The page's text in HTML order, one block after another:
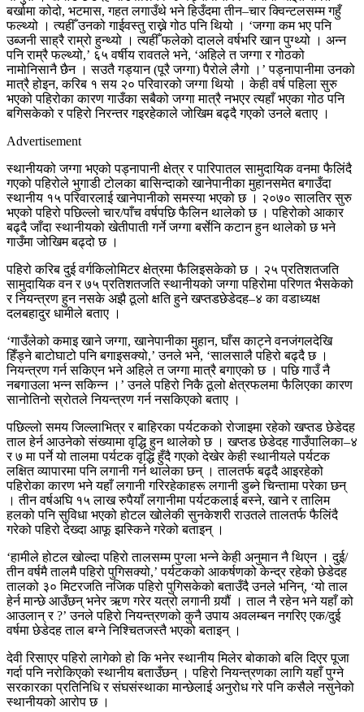
बर्खामा कोदो, भटमास, गहत लगाउँथे भने हिउँदमा तीन–चार क्विन्टलसम्म गहुँ
फल्थ्यो । त्यहीँ उनको गाईवस्तु राख्ने गोठ पनि थियो । ‘जग्गा कम भए पनि
उब्जनी साह्रै राम्रो हुन्थ्यो । त्यहीँ फलेको दालले वर्षभरि खान पुग्थ्यो । अन्न
पनि राम्रै फल्थ्यो,’ ६५ वर्षीय रावतले भने, ‘अहिले त जग्गा र गोठको
नामोनिसानै छैन । सउतै गड्यान (पूरै जग्गा) पैरोले लैगो ।’ पड्नापानीमा उनको
मात्रै होइन, करिब १ सय २० परिवारको जग्गा थियो । केही वर्ष पहिला सुरु
भएको पहिरोका कारण गाउँका सबैको जग्गा मात्रै नभएर त्यहाँ भएका गोठ पनि
बगिसकेको र पहिरो निरन्तर गइरहेकाले जोखिम बढ्दै गएको उनले बताए ।
Advertisement
स्थानीयको जग्गा भएको पड्नापानी क्षेत्र र पारिपातल सामुदायिक वनमा फैलिंदै
गएको पहिरोले भुगाडी टोलका बासिन्दाको खानेपानीका मुहानसमेत बगाउँदा
स्थानीय १५ परिवारलाई खानेपानीको समस्या भएको छ । २०७० सालतिर सुरु
भएको पहिरो पछिल्लो चार/पाँच वर्षपछि फैलिन थालेको छ । पहिरोको आकार
बढ्दै जाँदा स्थानीयको खेतीपाती गर्ने जग्गा बर्सेनि कटान हुन थालेको छ भने
गाउँमा जोखिम बढ्दो छ ।
पहिरो करिब दुई वर्गकिलोमिटर क्षेत्रमा फैलिइसकेको छ । २५ प्रतिशतजति
सामुदायिक वन र ७५ प्रतिशतजति स्थानीयको जग्गा पहिरोमा परिणत भैसकेको
र नियन्त्रण हुन नसके अझै ठूलो क्षति हुने खप्तडछेडेदह–४ का वडाध्यक्ष
दलबहादुर धामीले बताए ।
‘गाउँलेको कमाइ खाने जग्गा, खानेपानीका मुहान, घाँस काट्ने वनजंगलदेखि
हिँड्ने बाटोघाटो पनि बगाइसक्यो,’ उनले भने, ‘सालसालै पहिरो बढ्दै छ ।
नियन्त्रण गर्न सकिएन भने अहिले त जग्गा मात्रै बगाएको छ । पछि गाउँ नै
नबगाउला भन्न सकिन्न ।’ उनले पहिरो निकै ठूलो क्षेत्रफलमा फैलिएका कारण
सानोतिनो स्रोतले नियन्त्रण गर्न नसकिएको बताए ।
पछिल्लो समय जिल्लाभित्र र बाहिरका पर्यटकको रोजाइमा रहेको खप्तड छेडेदह
ताल हेर्न आउनेको संख्यामा वृद्धि हुन थालेको छ । खप्तड छेडेदह गाउँपालिका–४
र ७ मा पर्ने यो तालमा पर्यटक वृद्धि हुँदै गएको देखेर केही स्थानीयले पर्यटक
लक्षित व्यापारमा पनि लगानी गर्न थालेका छन् । तालतर्फ बढ्दै आइरहेको
पहिरोका कारण भने यहाँ लगानी गरिरहेकाहरू लगानी डुब्ने चिन्तामा परेका छन्
। तीन वर्षअघि १५ लाख रुपैयाँ लगानीमा पर्यटकलाई बस्ने, खाने र तालिम
हलको पनि सुविधा भएको होटल खोलेकी सुनकेशरी राउतले तालतर्फ फैलिंदै
गरेको पहिरो देख्दा आफू झस्किने गरेको बताइन् ।
‘हामीले होटल खोल्दा पहिरो तालसम्म पुग्ला भन्ने केही अनुमान नै थिएन । दुई/
तीन वर्षमै तालमै पहिरो पुगिसक्यो,’ पर्यटकको आकर्षणको केन्द्र रहेको छेडेदह
तालको ३० मिटरजति नजिक पहिरो पुगिसकेको बताउँदै उनले भनिन्, ‘यो ताल
हेर्न मान्छे आउँछन् भनेर ऋण गरेर यत्रो लगानी गर्‍यौं । ताल नै रहेन भने यहाँ को
आउलान् र ?’ उनले पहिरो नियन्त्रणको कुनै उपाय अवलम्बन नगरिए एक/दुई
वर्षमा छेडेदह ताल बग्ने निश्चितजस्तै भएको बताइन् ।
देवी रिसाएर पहिरो लागेको हो कि भनेर स्थानीय मिलेर बोकाको बलि दिएर पूजा
गर्दा पनि नरोकिएको स्थानीय बताउँछन् । पहिरो नियन्त्रणका लागि यहाँ पुग्ने
सरकारका प्रतिनिधि र संघसंस्थाका मान्छेलाई अनुरोध गरे पनि कसैले नसुनेको
स्थानीयको आरोप छ ।